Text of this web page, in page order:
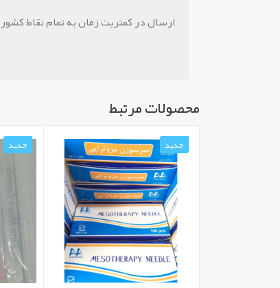
ارسال در کمتریت زمان به تمام نقاط کشور
محصولات مرتبط
جدید جدید